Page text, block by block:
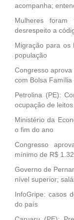
acompanha;
Mulheres foram
desrespeito a
Migração para os
população
Congresso
com Bolsa Família
Petrolina (PE):
ocupação de
Ministério da
o fim do ano
Congresso
mínimo de R$
Governo de
nível superior;
InfoGripe: casos
do país